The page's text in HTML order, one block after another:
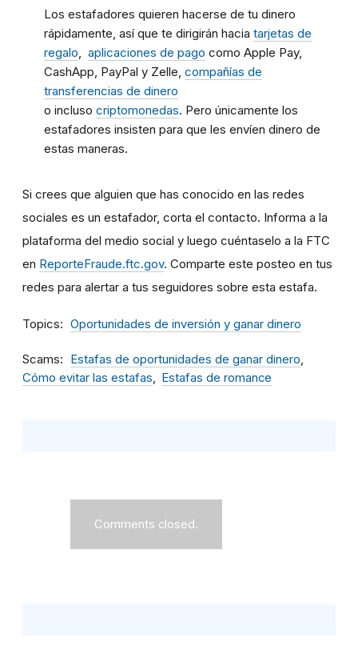
Los estafadores quieren hacerse de tu dinero
rápidamente, así que te dirigirán hacia tarjetas de
regalo, aplicaciones de pago como Apple Pay,
CashApp, PayPal y Zelle, compañías de
transferencias de dinero
o incluso criptomonedas. Pero únicamente los
estafadores insisten para que les envíen dinero de
estas maneras.
Si crees que alguien que has conocido en las redes
sociales es un estafador, corta el contacto. Informa a la
plataforma del medio social y luego cuéntaselo a la FTC
en ReporteFraude.ftc.gov. Comparte este posteo en tus
redes para alertar a tus seguidores sobre esta estafa.
Topics Oportunidades de inversión y ganar dinero
Scams
Estafas de oportunidades de ganar dinero
Cómo evitar las estafas
Estafas de romance
Comments closed.